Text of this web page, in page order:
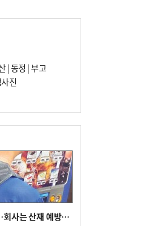
ℓ당 1849원…
구협회 공식 사
어”
회 중 25회는 삼
|동정 |부고
진
노동자 살인 폭염과 사투…회사는 산재 예방·전기료 절감 전력